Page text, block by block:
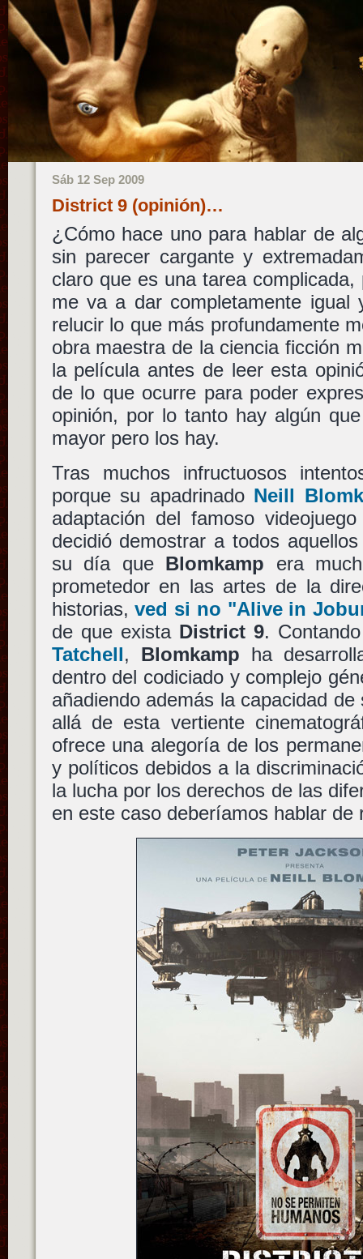
Sáb 12 Sep 2009
District 9 (opinión)…
¿Cómo hace uno para hablar de
sin parecer cargante y
claro que es una tarea
me va a dar completamente igual
relucir lo que más profundamente
obra maestra de la ciencia ficción
la película antes de leer esta
de lo que ocurre para poder
opinión, por lo tanto hay algún
mayor pero los hay.
Tras muchos infructuosos
porque su apadrinado Neill
adaptación del famoso
decidió demostrar a todos
su día que Blomkamp era
prometedor en las artes de la
historias,ved si no "Alive in
de que exista District 9.
Tatchell, Blomkamp ha
dentro del codiciado y complejo
añadiendo además la capacidad
allá de esta vertiente
ofrece una alegoría de los
y políticos debidos a la
la lucha por los derechos de las
en este caso deberíamos hablar de